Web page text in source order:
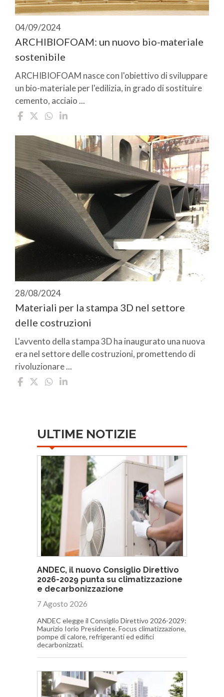
04/09/2024
ARCHIBIOFOAM: un nuovo bio-materiale
sostenibile
ARCHIBIOFOAM nasce con l'obiettivo di sviluppare
un bio-materiale per l'edilizia, in grado di sostituire
cemento, acciaio ...
28/08/2024
Materiali per la stampa 3D nel settore
delle costruzioni
L'avvento della stampa 3D ha inaugurato una nuova
era nel settore delle costruzioni, promettendo di
rivoluzionare ...
ULTIME NOTIZIE
ANDEC, il nuovo Consiglio Direttivo
2026-2029 punta su climatizzazione
e decarbonizzazione
7 Agosto 2026
ANDEC elegge il Consiglio Direttivo 2026-2029:
Maurizio Iorio Presidente. Focus climatizzazione,
pompe di calore, refrigeranti ed edifici
decarbonizzati.